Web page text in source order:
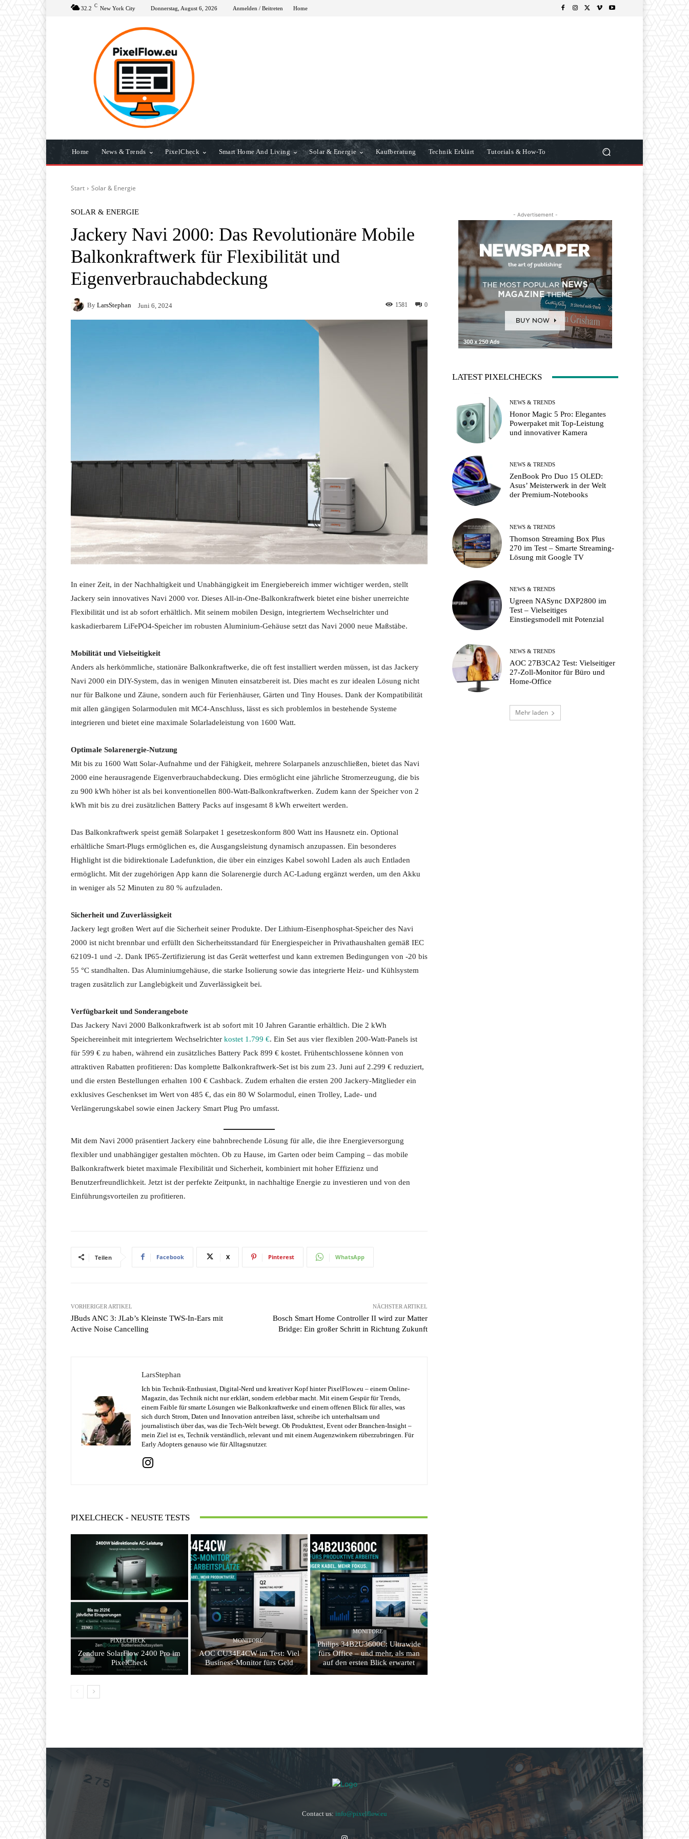
32.2 C New York City Donnerstag, August 6, 2026 Anmelden / Beitreten Home
Home News & Trends PixelCheck Smart Home And Living Solar & Energie Kaufberatung Technik Erklärt Tutorials & How-To
Start Solar & Energie
SOLAR & ENERGIE
Jackery Navi 2000: Das Revolutionäre Mobile
Balkonkraftwerk für Flexibilität und
Eigenverbrauchabdeckung
By LarsStephan Juni 6, 2024 0
1581
In einer Zeit, in der Nachhaltigkeit und Unabhängigkeit im Energiebereich immer wichtiger werden, stellt
Jackery sein innovatives Navi 2000 vor. Dieses All-in-One-Balkonkraftwerk bietet eine bisher unerreichte
Flexibilität und ist ab sofort erhältlich. Mit seinem mobilen Design, integriertem Wechselrichter und
kaskadierbarem LiFePO4-Speicher im robusten Aluminium-Gehäuse setzt das Navi 2000 neue Maßstäbe.
Mobilität und Vielseitigkeit
Anders als herkömmliche, stationäre Balkonkraftwerke, die oft fest installiert werden müssen, ist das Jackery
Navi 2000 ein DIY-System, das in wenigen Minuten einsatzbereit ist. Dies macht es zur idealen Lösung nicht
nur für Balkone und Zäune, sondern auch für Ferienhäuser, Gärten und Tiny Houses. Dank der Kompatibilität
mit allen gängigen Solarmodulen mit MC4-Anschluss, lässt es sich problemlos in bestehende Systeme
integrieren und bietet eine maximale Solarladeleistung von 1600 Watt.
Optimale Solarenergie-Nutzung
Mit bis zu 1600 Watt Solar-Aufnahme und der Fähigkeit, mehrere Solarpanels anzuschließen, bietet das Navi
2000 eine herausragende Eigenverbrauchabdeckung. Dies ermöglicht eine jährliche Stromerzeugung, die bis
zu 900 kWh höher ist als bei konventionellen 800-Watt-Balkonkraftwerken. Zudem kann der Speicher von 2
kWh mit bis zu drei zusätzlichen Battery Packs auf insgesamt 8 kWh erweitert werden.
Das Balkonkraftwerk speist gemäß Solarpaket 1 gesetzeskonform 800 Watt ins Hausnetz ein. Optional
erhältliche Smart-Plugs ermöglichen es, die Ausgangsleistung dynamisch anzupassen. Ein besonderes
Highlight ist die bidirektionale Ladefunktion, die über ein einziges Kabel sowohl Laden als auch Entladen
ermöglicht. Mit der zugehörigen App kann die Solarenergie durch AC-Ladung ergänzt werden, um den Akku
in weniger als 52 Minuten zu 80 % aufzuladen.
Sicherheit und Zuverlässigkeit
Jackery legt großen Wert auf die Sicherheit seiner Produkte. Der Lithium-Eisenphosphat-Speicher des Navi
2000 ist nicht brennbar und erfüllt den Sicherheitsstandard für Energiespeicher in Privathaushalten gemäß IEC
62109-1 und -2. Dank IP65-Zertifizierung ist das Gerät wetterfest und kann extremen Bedingungen von -20 bis
55 °C standhalten. Das Aluminiumgehäuse, die starke Isolierung sowie das integrierte Heiz- und Kühlsystem
tragen zusätzlich zur Langlebigkeit und Zuverlässigkeit bei.
Verfügbarkeit und Sonderangebote
Das Jackery Navi 2000 Balkonkraftwerk ist ab sofort mit 10 Jahren Garantie erhältlich. Die 2 kWh
Speichereinheit mit integriertem Wechselrichter kostet 1.799 €. Ein Set aus vier flexiblen 200-Watt-Panels ist
für 599 € zu haben, während ein zusätzliches Battery Pack 899 € kostet. Frühentschlossene können von
attraktiven Rabatten profitieren: Das komplette Balkonkraftwerk-Set ist bis zum 23. Juni auf 2.299 € reduziert,
und die ersten Bestellungen erhalten 100 € Cashback. Zudem erhalten die ersten 200 Jackery-Mitglieder ein
exklusives Geschenkset im Wert von 485 €, das ein 80 W Solarmodul, einen Trolley, Lade- und
Verlängerungskabel sowie einen Jackery Smart Plug Pro umfasst.
Mit dem Navi 2000 präsentiert Jackery eine bahnbrechende Lösung für alle, die ihre Energieversorgung
flexibler und unabhängiger gestalten möchten. Ob zu Hause, im Garten oder beim Camping – das mobile
Balkonkraftwerk bietet maximale Flexibilität und Sicherheit, kombiniert mit hoher Effizienz und
Benutzerfreundlichkeit. Jetzt ist der perfekte Zeitpunkt, in nachhaltige Energie zu investieren und von den
Einführungsvorteilen zu profitieren.
Teilen Facebook X Pinterest WhatsApp
VORHERIGER ARTIKEL
JBuds ANC 3: JLab’s Kleinste TWS-In-Ears mit
Active Noise Cancelling
NÄCHSTER ARTIKEL
Bosch Smart Home Controller II wird zur Matter
Bridge: Ein großer Schritt in Richtung Zukunft
LarsStephan
Ich bin Technik-Enthusiast, Digital-Nerd und kreativer Kopf hinter PixelFlow.eu – einem Online-
Magazin, das Technik nicht nur erklärt, sondern erlebbar macht. Mit einem Gespür für Trends,
einem Faible für smarte Lösungen wie Balkonkraftwerke und einem offenen Blick für alles, was
sich durch Strom, Daten und Innovation antreiben lässt, schreibe ich unterhaltsam und
journalistisch über das, was die Tech-Welt bewegt. Ob Produkttest, Event oder Branchen-Insight –
mein Ziel ist es, Technik verständlich, relevant und mit einem Augenzwinkern rüberzubringen. Für
Early Adopters genauso wie für Alltagsnutzer.
PIXELCHECK - NEUSTE TESTS
PIXELCHECK
Zendure SolarFlow 2400 Pro im
PixelCheck
MONITORE
AOC CU34E4CW im Test: Viel
Business-Monitor fürs Geld
MONITORE
Philips 34B2U3600C: Ultrawide
fürs Office – und mehr, als man
auf den ersten Blick erwartet
- Advertisement -
LATEST PIXELCHECKS
NEWS & TRENDS
Honor Magic 5 Pro: Elegantes
Powerpaket mit Top-Leistung
und innovativer Kamera
NEWS & TRENDS
ZenBook Pro Duo 15 OLED:
Asus’ Meisterwerk in der Welt
der Premium-Notebooks
NEWS & TRENDS
Thomson Streaming Box Plus
270 im Test – Smarte Streaming-
Lösung mit Google TV
NEWS & TRENDS
Ugreen NASync DXP2800 im
Test – Vielseitiges
Einstiegsmodell mit Potenzial
NEWS & TRENDS
AOC 27B3CA2 Test: Vielseitiger
27-Zoll-Monitor für Büro und
Home-Office
Mehr laden
Contact us: info@pixelflow.eu